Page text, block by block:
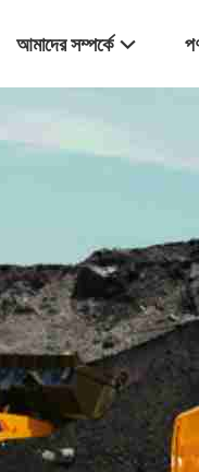
আমাদের সম্পর্কে